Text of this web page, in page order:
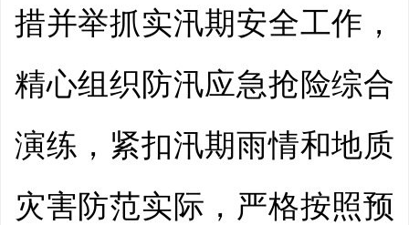
措并举抓实汛期安全工作，
精心组织防汛应急抢险综合
演练，紧扣汛期雨情和地质
灾害防范实际，严格按照预